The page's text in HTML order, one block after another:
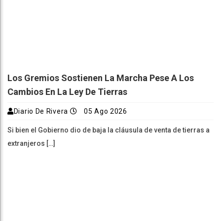
Los Gremios Sostienen La Marcha Pese A Los
Cambios En La Ley De Tierras
Diario De Rivera 05 Ago 2026
Si bien el Gobierno dio de baja la cláusula de venta de tierras a
extranjeros […]